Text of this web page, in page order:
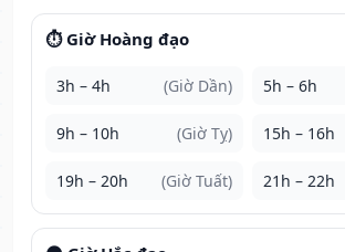
⏱️ Giờ Hoàng đạo
3h – 4h (Giờ Dần) 5h – 6h
9h – 10h (Giờ Tỵ) 15h – 16h
19h – 20h (Giờ Tuất) 21h – 22h